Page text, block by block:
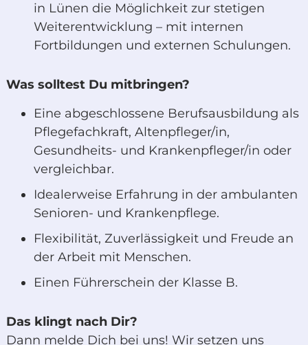
in Lünen die Möglichkeit zur stetigen
Weiterentwicklung – mit internen
Fortbildungen und externen Schulungen.
Was solltest Du mitbringen?
Eine abgeschlossene Berufsausbildung als
Pflegefachkraft, Altenpfleger/in,
Gesundheits- und Krankenpfleger/in oder
vergleichbar.
Idealerweise Erfahrung in der ambulanten
Senioren- und Krankenpflege.
Flexibilität, Zuverlässigkeit und Freude an
der Arbeit mit Menschen.
Einen Führerschein der Klasse B.
Das klingt nach Dir?
Dann melde Dich bei uns! Wir setzen uns